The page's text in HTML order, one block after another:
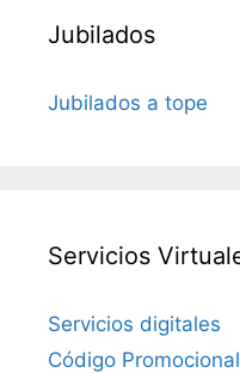
Jubilados
Jubilados a tope
Servicios
Servicios digitales
Código